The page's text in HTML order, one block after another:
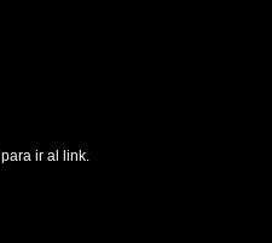
para ir al link.